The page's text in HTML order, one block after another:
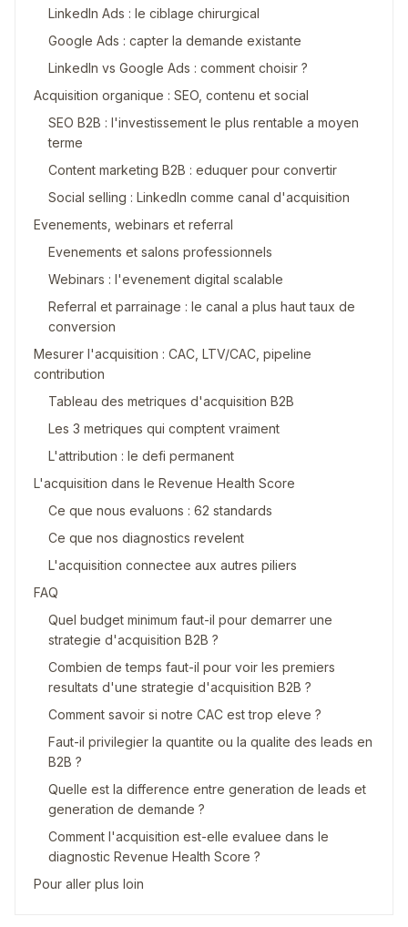
LinkedIn Ads : le ciblage chirurgical
Google Ads : capter la demande existante
LinkedIn vs Google Ads : comment choisir ?
Acquisition organique : SEO, contenu et social
SEO B2B : l'investissement le plus rentable a moyen
terme
Content marketing B2B : eduquer pour convertir
Social selling : LinkedIn comme canal d'acquisition
Evenements, webinars et referral
Evenements et salons professionnels
Webinars : l'evenement digital scalable
Referral et parrainage : le canal a plus haut taux de
conversion
Mesurer l'acquisition : CAC, LTV/CAC, pipeline
contribution
Tableau des metriques d'acquisition B2B
Les 3 metriques qui comptent vraiment
L'attribution : le defi permanent
L'acquisition dans le Revenue Health Score
Ce que nous evaluons : 62 standards
Ce que nos diagnostics revelent
L'acquisition connectee aux autres piliers
FAQ
Quel budget minimum faut-il pour demarrer une
strategie d'acquisition B2B ?
Combien de temps faut-il pour voir les premiers
resultats d'une strategie d'acquisition B2B ?
Comment savoir si notre CAC est trop eleve ?
Faut-il privilegier la quantite ou la qualite des leads en
B2B ?
Quelle est la difference entre generation de leads et
generation de demande ?
Comment l'acquisition est-elle evaluee dans le
diagnostic Revenue Health Score ?
Pour aller plus loin